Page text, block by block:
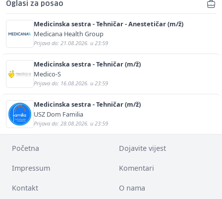
Oglasi za posao
Medicinska sestra - Tehničar - Anestetičar (m/ž)
Medicana Health Group
Prijava do: 21.08.2026. u 23:59
Medicinska sestra - Tehničar (m/ž)
Medico-S
Prijava do: 16.08.2026. u 23:59
Medicinska sestra - Tehničar (m/ž)
USZ Dom Familia
Prijava do: 28.08.2026. u 23:59
Početna Dojavite vijest
Impressum Komentari
Kontakt O nama